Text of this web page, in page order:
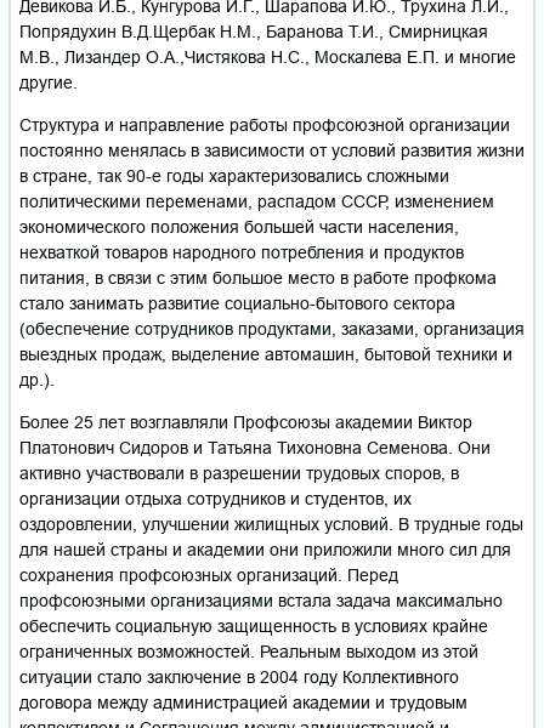
Девикова И.Б., Кунгурова И.Г., Шарапова И.Ю., Трухина Л.И.,
Попрядухин В.Д.Щербак Н.М., Баранова Т.И., Смирницкая
М.В., Лизандер О.А.,Чистякова Н.С., Москалева Е.П. и многие
другие.
Структура и направление работы профсоюзной организации
постоянно менялась в зависимости от условий развития жизни
в стране, так 90-е годы характеризовались сложными
политическими переменами, распадом СССР, изменением
экономического положения большей части населения,
нехваткой товаров народного потребления и продуктов
питания, в связи с этим большое место в работе профкома
стало занимать развитие социально-бытового сектора
(обеспечение сотрудников продуктами, заказами, организация
выездных продаж, выделение автомашин, бытовой техники и
др.).
Более 25 лет возглавляли Профсоюзы академии Виктор
Платонович Сидоров и Татьяна Тихоновна Семенова. Они
активно участвовали в разрешении трудовых споров, в
организации отдыха сотрудников и студентов, их
оздоровлении, улучшении жилищных условий. В трудные годы
для нашей страны и академии они приложили много сил для
сохранения профсоюзных организаций. Перед
профсоюзными организациями встала задача максимально
обеспечить социальную защищенность в условиях крайне
ограниченных возможностей. Реальным выходом из этой
ситуации стало заключение в 2004 году Коллективного
договора между администрацией академии и трудовым